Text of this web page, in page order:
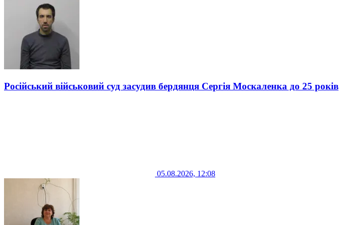
Російський військовий суд засудив бердянця Сергія Москаленка до 25 років
05.08.2026, 12:08